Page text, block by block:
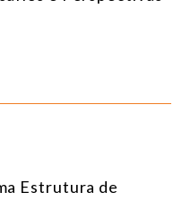
Estrutura de